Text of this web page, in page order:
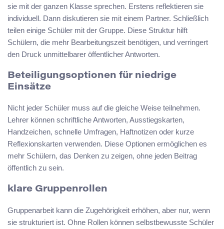
sie mit der ganzen Klasse sprechen. Erstens reflektieren sie
individuell. Dann diskutieren sie mit einem Partner. Schließlich
teilen einige Schüler mit der Gruppe. Diese Struktur hilft
Schülern, die mehr Bearbeitungszeit benötigen, und verringert
den Druck unmittelbarer öffentlicher Antworten.
Beteiligungsoptionen für niedrige
Einsätze
Nicht jeder Schüler muss auf die gleiche Weise teilnehmen.
Lehrer können schriftliche Antworten, Ausstiegskarten,
Handzeichen, schnelle Umfragen, Haftnotizen oder kurze
Reflexionskarten verwenden. Diese Optionen ermöglichen es
mehr Schülern, das Denken zu zeigen, ohne jeden Beitrag
öffentlich zu sein.
klare Gruppenrollen
Gruppenarbeit kann die Zugehörigkeit erhöhen, aber nur, wenn
sie strukturiert ist. Ohne Rollen können selbstbewusste Schüler